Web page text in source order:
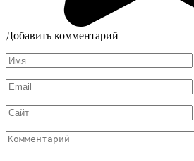
Добавить комментарий
Имя
*
Email
*
Сайт
Комментарий